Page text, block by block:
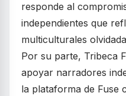
responde al
independientes que
multiculturales
Por su parte, Tribeca
apoyar narradores
la plataforma de Fuse